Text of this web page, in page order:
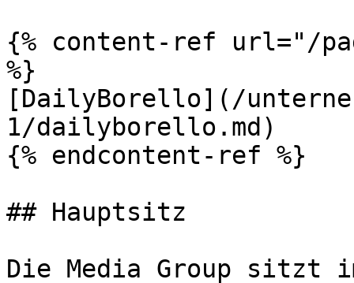
{% content-ref url="/
%}
[DailyBorello](/
1/dailyborello.md)
{% endcontent-ref %}
## Hauptsitz
Die Media Group sitzt